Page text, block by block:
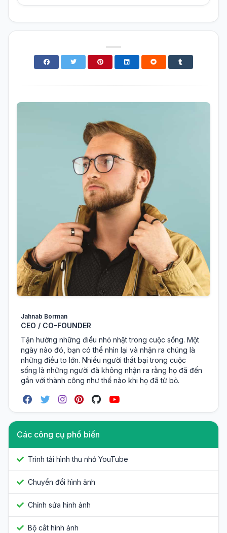
Jahnab Borman
CEO / CO-FOUNDER
Tận hưởng những điều nhỏ nhặt trong cuộc sống. Một
ngày nào đó, bạn có thể nhìn lại và nhận ra chúng là
những điều to lớn. Nhiều người thất bại trong cuộc
sống là những người đã không nhận ra rằng họ đã đến
gần với thành công như thế nào khi họ đã từ bỏ.
Các công cụ phổ biến
Trình tải hình thu nhỏ YouTube
Chuyển đổi hình ảnh
Chỉnh sửa hình ảnh
Bộ cắt hình ảnh